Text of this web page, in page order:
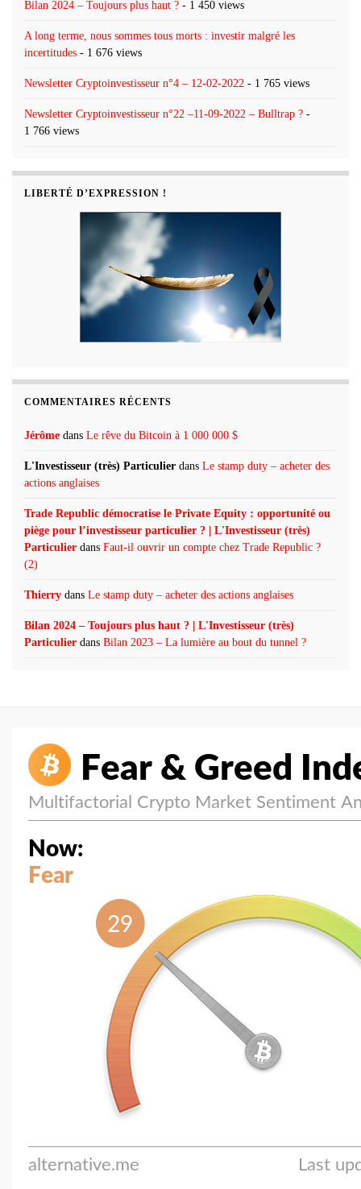
Bilan 2024 – Toujours plus haut ? - 1 450 views
A long terme, nous sommes tous morts : investir malgré les
incertitudes - 1 676 views
Newsletter Cryptoinvestisseur n°4 – 12-02-2022 - 1 765 views
Newsletter Cryptoinvestisseur n°22 –11-09-2022 – Bulltrap ? -
1 766 views
LIBERTÉ D’EXPRESSION !
COMMENTAIRES RÉCENTS
Jérôme dans Le rêve du Bitcoin à 1 000 000 $
L'Investisseur (très) Particulier dans Le stamp duty – acheter des
actions anglaises
Trade Republic démocratise le Private Equity : opportunité ou
piège pour l’investisseur particulier ? | L'Investisseur (très)
Particulier dans Faut-il ouvrir un compte chez Trade Republic ?
(2)
Thierry dans Le stamp duty – acheter des actions anglaises
Bilan 2024 – Toujours plus haut ? | L'Investisseur (très)
Particulier dans Bilan 2023 – La lumière au bout du tunnel ?